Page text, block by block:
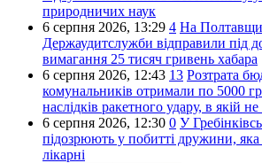
природничих наук
6 серпня 2026, 13:29 4 На
Держаудитслужби відправили під
вимагання 25 тисяч гривень хабара
6 серпня 2026, 12:43 13 Розтрата
комунальників отримали по 5000
наслідків ракетного удару, в якій
6 серпня 2026, 12:30 0 У
підозрюють у побитті дружини,
лікарні